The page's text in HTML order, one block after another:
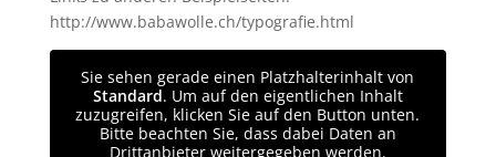
http://www.babawolle.ch/typografie.html
Sie sehen gerade einen Platzhalterinhalt von
Standard. Um auf den eigentlichen Inhalt
zuzugreifen, klicken Sie auf den Button unten.
Bitte beachten Sie, dass dabei Daten an
Drittanbieter weitergegeben werden.